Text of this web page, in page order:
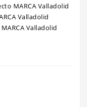
MARCA Valladolid
Valladolid
Valladolid